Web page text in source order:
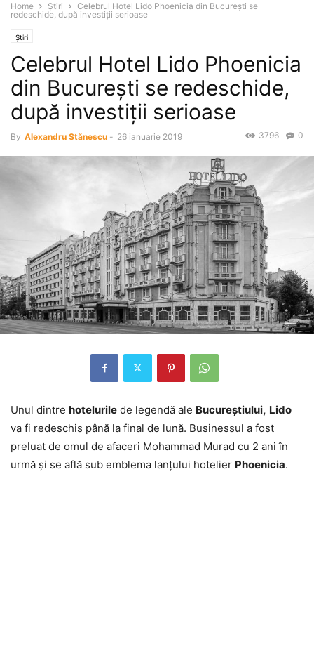
Home Știri
Celebrul Hotel Lido Phoenicia din Bucureşti se
redeschide, după investiţii serioase
Știri
Celebrul Hotel Lido Phoenicia
din Bucureşti se redeschide,
după investiţii serioase
By Alexandru Stănescu - 26 ianuarie 2019 0
3796
Unul dintre hotelurile de legendă ale Bucureştiului, Lido
va fi redeschis până la final de lună. Businessul a fost
preluat de omul de afaceri Mohammad Murad cu 2 ani în
urmă şi se află sub emblema lanţului hotelier Phoenicia.